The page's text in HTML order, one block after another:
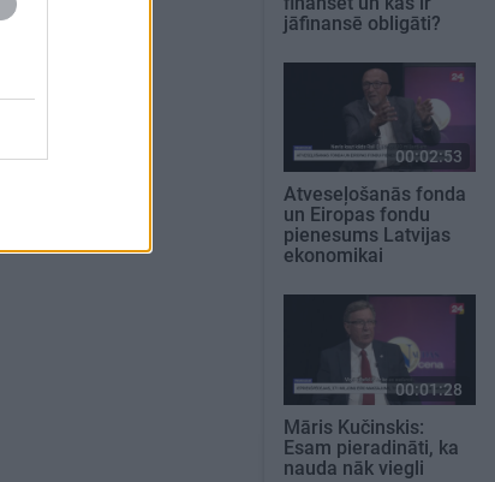
jāfinansē obligāti?
00:02:53
Atveseļošanās fonda
un Eiropas fondu
pienesums Latvijas
ekonomikai
00:01:28
Māris Kučinskis:
Esam pieradināti, ka
nauda nāk viegli